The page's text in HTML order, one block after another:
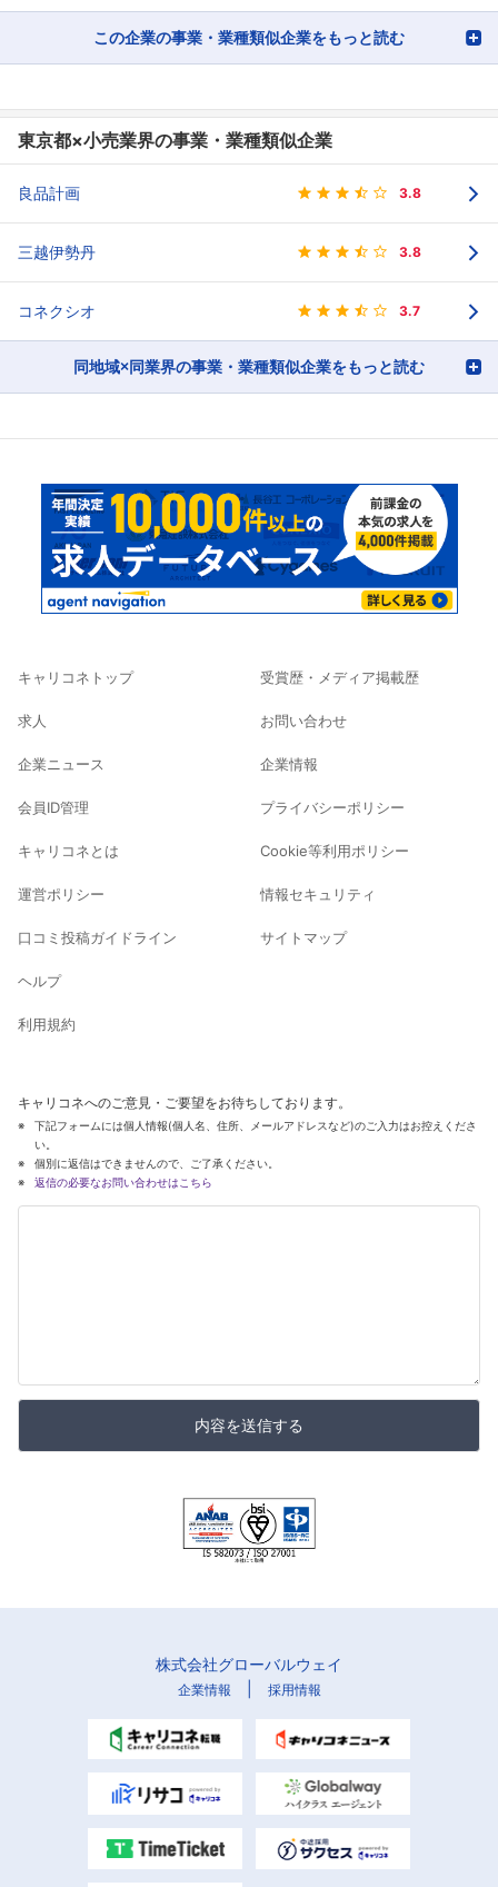
この企業の事業・業種類似企業をもっと読む
東京都×小売業界の事業・業種類似企業
良品計画 3.8
三越伊勢丹 3.8
コネクシオ 3.7
同地域×同業界の事業・業種類似企業をもっと読む
キャリコネトップ
求人
企業ニュース
会員ID管理
キャリコネとは
運営ポリシー
口コミ投稿ガイドライン
ヘルプ
利用規約
受賞歴・メディア掲載歴
お問い合わせ
企業情報
プライバシーポリシー
Cookie等利用ポリシー
情報セキュリティ
サイトマップ
キャリコネへのご意見・ご要望をお待ちしております。
下記フォームには個人情報(個人名、住所、メールアドレスなど)のご入力はお控えくださ
い。
個別に返信はできませんので、ご了承ください。
返信の必要なお問い合わせはこちら
内容を送信する
株式会社グローバルウェイ
企業情報 採用情報